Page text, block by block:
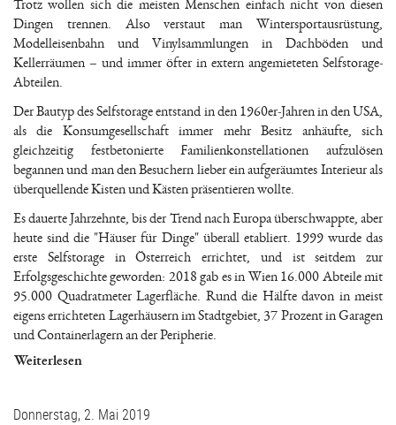
Trotz wollen sich die meisten Menschen einfach nicht von diesen
Dingen trennen. Also verstaut man Wintersportausrüstung,
Modelleisenbahn und Vinylsammlungen in Dachböden und
Kellerräumen – und immer öfter in extern angemieteten Selfstorage-
Abteilen.
Der Bautyp des Selfstorage entstand in den 1960er-Jahren in den USA,
als die Konsumgesellschaft immer mehr Besitz anhäufte, sich
gleichzeitig festbetonierte Familienkonstellationen aufzulösen
begannen und man den Besuchern lieber ein aufgeräumtes Interieur als
überquellende Kisten und Kästen präsentieren wollte.
Es dauerte Jahrzehnte, bis der Trend nach Europa überschwappte, aber
heute sind die "Häuser für Dinge" überall etabliert. 1999 wurde das
erste Selfstorage in Österreich errichtet, und ist seitdem zur
Erfolgsgeschichte geworden: 2018 gab es in Wien 16.000 Abteile mit
95.000 Quadratmeter Lagerfläche. Rund die Hälfte davon in meist
eigens errichteten Lagerhäusern im Stadtgebiet, 37 Prozent in Garagen
und Containerlagern an der Peripherie.
Weiterlesen
Donnerstag, 2. Mai 2019